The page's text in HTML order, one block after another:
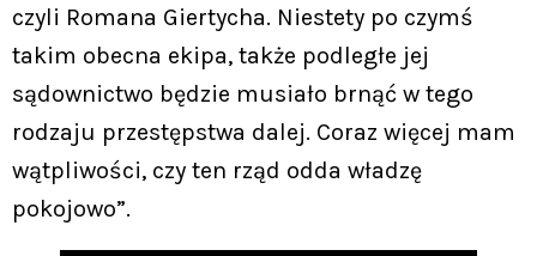
czyli Romana Giertycha. Niestety po czymś
takim obecna ekipa, także podległe jej
sądownictwo będzie musiało brnąć w tego
rodzaju przestępstwa dalej. Coraz więcej mam
wątpliwości, czy ten rząd odda władzę
pokojowo”.